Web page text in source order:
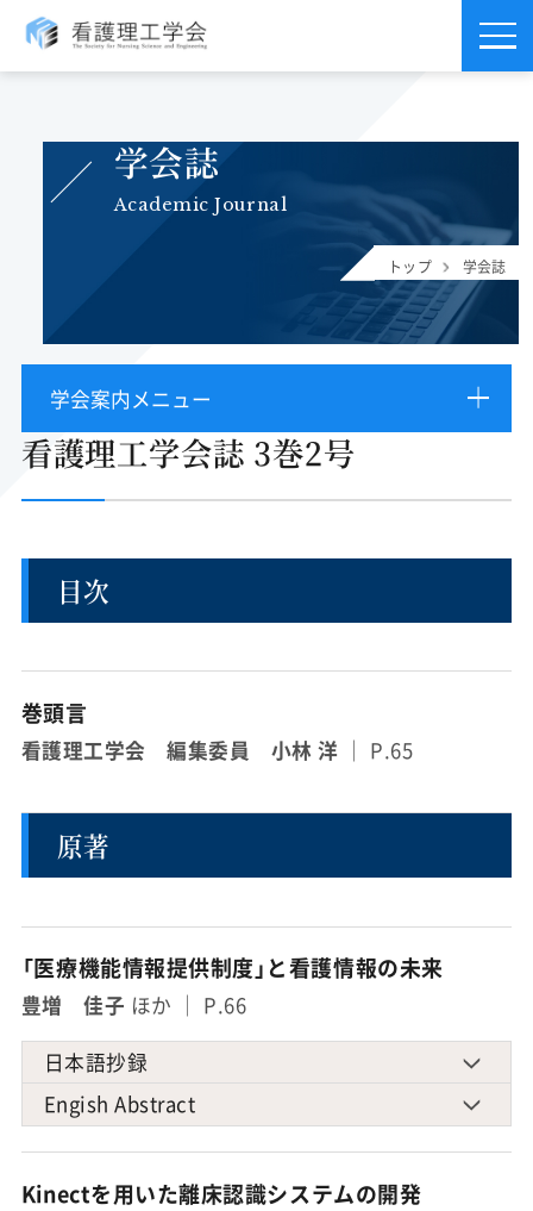
学会誌
Academic Journal
トップ 学会誌
学会案内メニュー
看護理工学会誌 3巻2号
目次
巻頭言
看護理工学会 編集委員 小林 洋 ｜ P.65
原著
「医療機能情報提供制度」と看護情報の未来
豊増 佳子 ほか ｜ P.66
日本語抄録
Engish Abstract
Kinectを用いた離床認識システムの開発